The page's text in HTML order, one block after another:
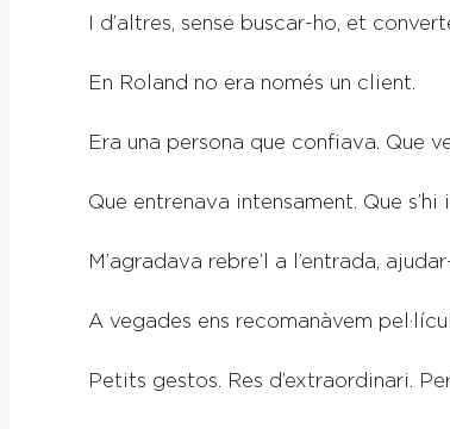
I d’altres, sense buscar-ho, et
En Roland no era només un client.
Era una persona que confiava. Que
Que entrenava intensament. Que s’hi
M’agradava rebre’l a l’entrada,
A vegades ens recomanàvem
Petits gestos. Res d’extraordinari.